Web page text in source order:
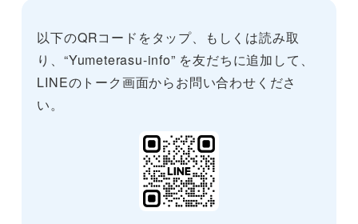
以下のQRコードをタップ、もしくは読み取
り、“Yumeterasu-info” を友だちに追加して、
LINEのトーク画面からお問い合わせくださ
い。